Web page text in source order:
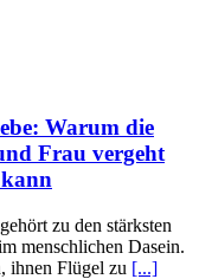
Warum die
Frau vergeht
zu den stärksten
menschlichen Dasein.
ihnen Flügel zu [...]